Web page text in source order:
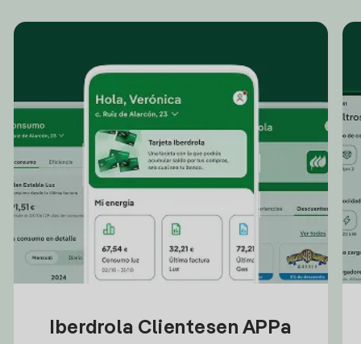
Iberdrola Clientesen APPa